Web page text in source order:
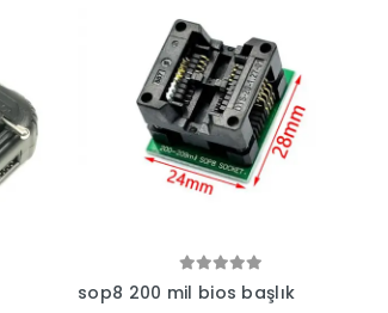
sop8 200 mil bios başlık